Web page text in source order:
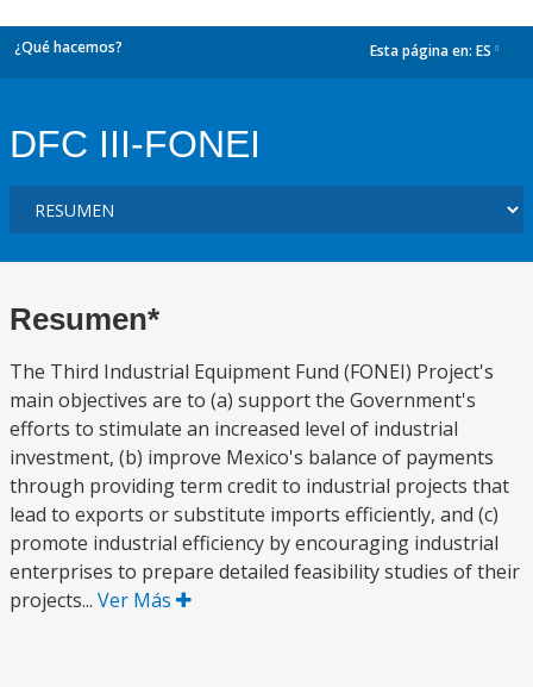
¿Qué hacemos? Esta página en: ES
DFC III-FONEI
Resumen*
The Third Industrial Equipment Fund (FONEI) Project's
main objectives are to (a) support the Government's
efforts to stimulate an increased level of industrial
investment, (b) improve Mexico's balance of payments
through providing term credit to industrial projects that
lead to exports or substitute imports efficiently, and (c)
promote industrial efficiency by encouraging industrial
enterprises to prepare detailed feasibility studies of their
projects... Ver Más